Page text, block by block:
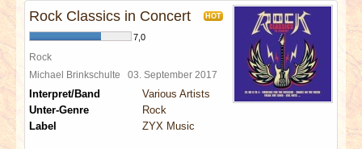
Rock Classics in Concert HOT
7,0
Rock
Michael Brinkschulte 03. September 2017
Interpret/Band
Various Artists
Unter-Genre
Rock
Label
ZYX Music